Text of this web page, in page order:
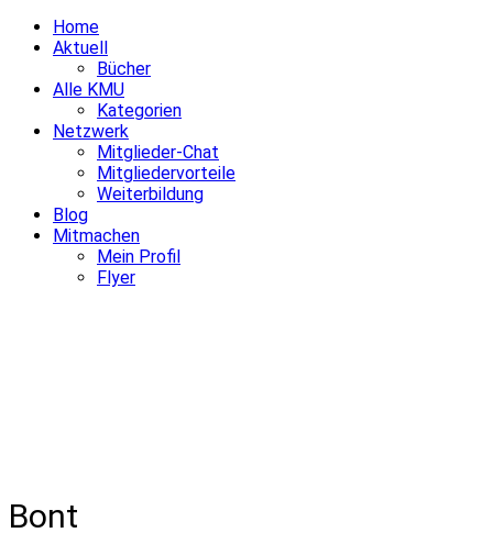
Home
Aktuell
Bücher
Alle KMU
Kategorien
Netzwerk
Mitglieder-Chat
Mitgliedervorteile
Weiterbildung
Blog
Mitmachen
Mein Profil
Flyer
Bont